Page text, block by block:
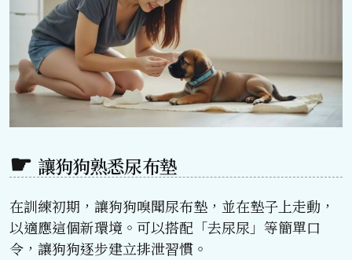
讓狗狗熟悉尿布墊
在訓練初期，讓狗狗嗅聞尿布墊，並在墊子上走動，
以適應這個新環境。可以搭配「去尿尿」等簡單口
令，讓狗狗逐步建立排泄習慣。